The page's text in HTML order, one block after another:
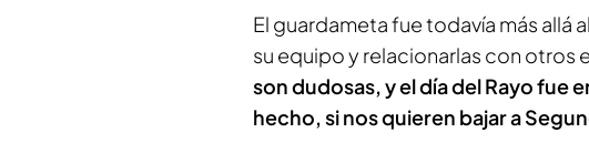
El guardameta fue todavía más allá
su equipo y relacionarlas con otros
son dudosas, y el día del Rayo fue
hecho, si nos quieren bajar a